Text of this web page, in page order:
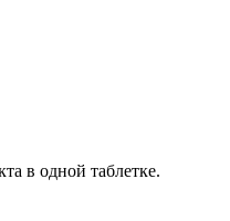
в одной таблетке.